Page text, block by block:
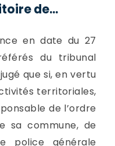
de...
en date du 27
du tribunal
que si, en vertu
territoriales,
de l’ordre
sa commune, de
police générale